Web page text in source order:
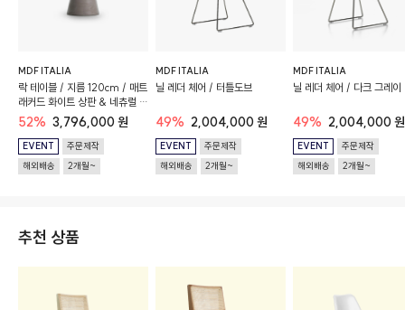
MDF ITALIA
락 테이블 / 지름 120cm / 매트
래커드 화이트 상판 & 네츄럴 시
멘트
52% 3,796,000 원
EVENT
주문제작
해외배송
2개월~
MDF ITALIA
닐 레더 체어 / 터틀도브
49% 2,004,000 원
EVENT
주문제작
해외배송
2개월~
MDF ITALIA
닐 레더 체어 / 다크 그레이
49% 2,004,000 원
EVENT
주문제작
해외배송
2개월~
추천 상품